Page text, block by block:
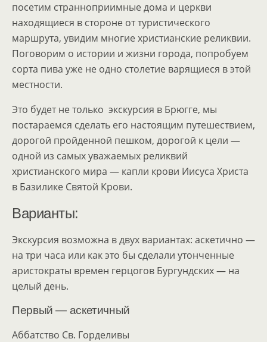
посетим странноприимные дома и церкви
находящиеся в стороне от туристического
маршрута, увидим многие христианские реликвии.
Поговорим о истории и жизни города, попробуем
сорта пива уже не одно столетие варящиеся в этой
местности.
Это будет не только экскурсия в Брюгге, мы
постараемся сделать его настоящим путешествием,
дорогой пройденной пешком, дорогой к цели —
одной из самых уважаемых реликвий
христианского мира — капли крови Иисуса Христа
в Базилике Святой Крови.
Варианты:
Экскурсия возможна в двух вариантах: аскетично —
на три часа или как это бы сделали утонченные
аристократы времен герцогов Бургундских — на
целый день.
Первый — аскетичный
Аббатство Св. Горделивы